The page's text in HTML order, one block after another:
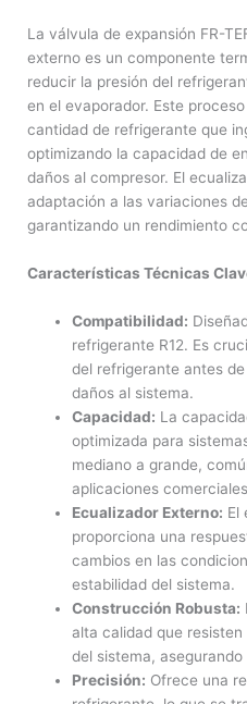
La válvula de expansión FR-
externo es un componente
reducir la presión del
en el evaporador. Este
cantidad de refrigerante que
optimizando la capacidad de
daños al compresor. El
adaptación a las variaciones
garantizando un rendimiento
Características Técnicas
Compatibilidad:
refrigerante R12. Es
del refrigerante antes
daños al sistema.
Capacidad: La
optimizada para
mediano a grande,
aplicaciones
Ecualizador Externo: El
proporciona una
cambios en las
estabilidad del sistema.
Construcción Robusta:
alta calidad que
del sistema,
Precisión: Ofrece una